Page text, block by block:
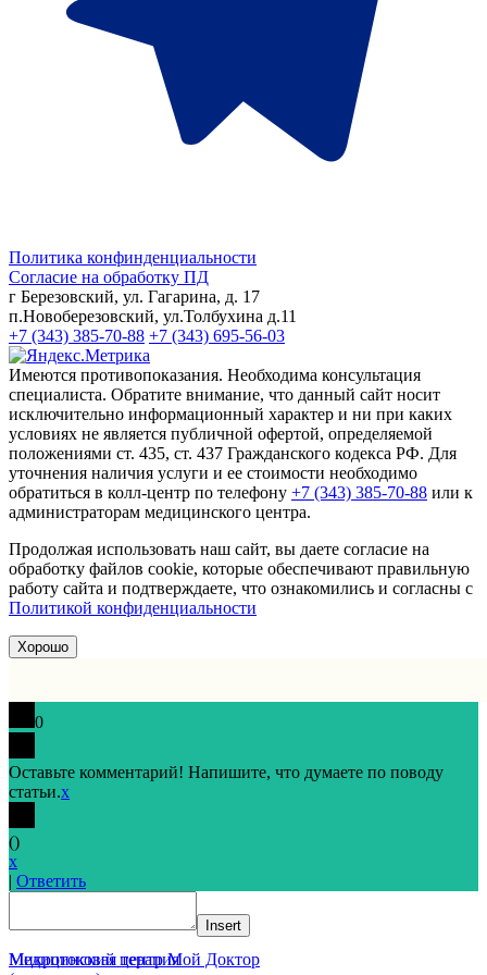
Политика конфинденциальности
Согласие на обработку ПД
г Березовский, ул. Гагарина, д. 17
п.Новоберезовский, ул.Толбухина д.11
+7 (343) 385-70-88 +7 (343) 695-56-03
Имеются противопоказания. Необходима консультация
специалиста. Обратите внимание, что данный сайт носит
исключительно информационный характер и ни при каких
условиях не является публичной офертой, определяемой
положениями ст. 435, ст. 437 Гражданского кодекса РФ. Для
уточнения наличия услуги и ее стоимости необходимо
обратиться в колл-центр по телефону +7 (343) 385-70-88 или к
администраторам медицинского центра.
Продолжая использовать наш сайт, вы даете согласие на
обработку файлов cookie, которые обеспечивают правильную
работу сайта и подтверждаете, что ознакомились и согласны с
Политикой конфиденциальности
Хорошо
0
Оставьте комментарий! Напишите, что думаете по поводу
статьи.x
()
x
| Ответить
Insert
Медицинский центр Мой Доктор
Микротоковая терапия